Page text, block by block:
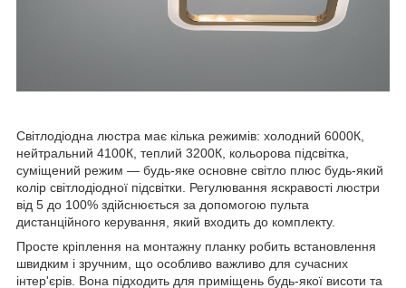
Світлодіодна люстра має кілька режимів: холодний 6000К,
нейтральний 4100К, теплий 3200К, кольорова підсвітка,
суміщений режим — будь-яке основне світло плюс будь-який
колір світлодіодної підсвітки. Регулювання яскравості люстри
від 5 до 100% здійснюється за допомогою пульта
дистанційного керування, який входить до комплекту.
Просте кріплення на монтажну планку робить встановлення
швидким і зручним, що особливо важливо для сучасних
інтер'єрів. Вона підходить для приміщень будь-якої висоти та